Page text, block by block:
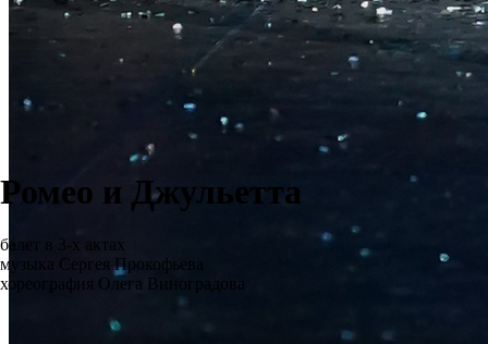
Ромео и Джульетта
балет в 3-х актах
музыка Сергея Прокофьева
хореография Олега Виноградова